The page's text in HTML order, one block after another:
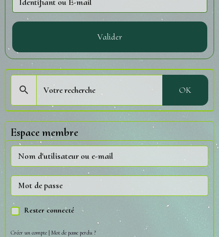
Valider
OK
Espace membre
Rester connecté
Créer un compte | Mot de passe perdu ?